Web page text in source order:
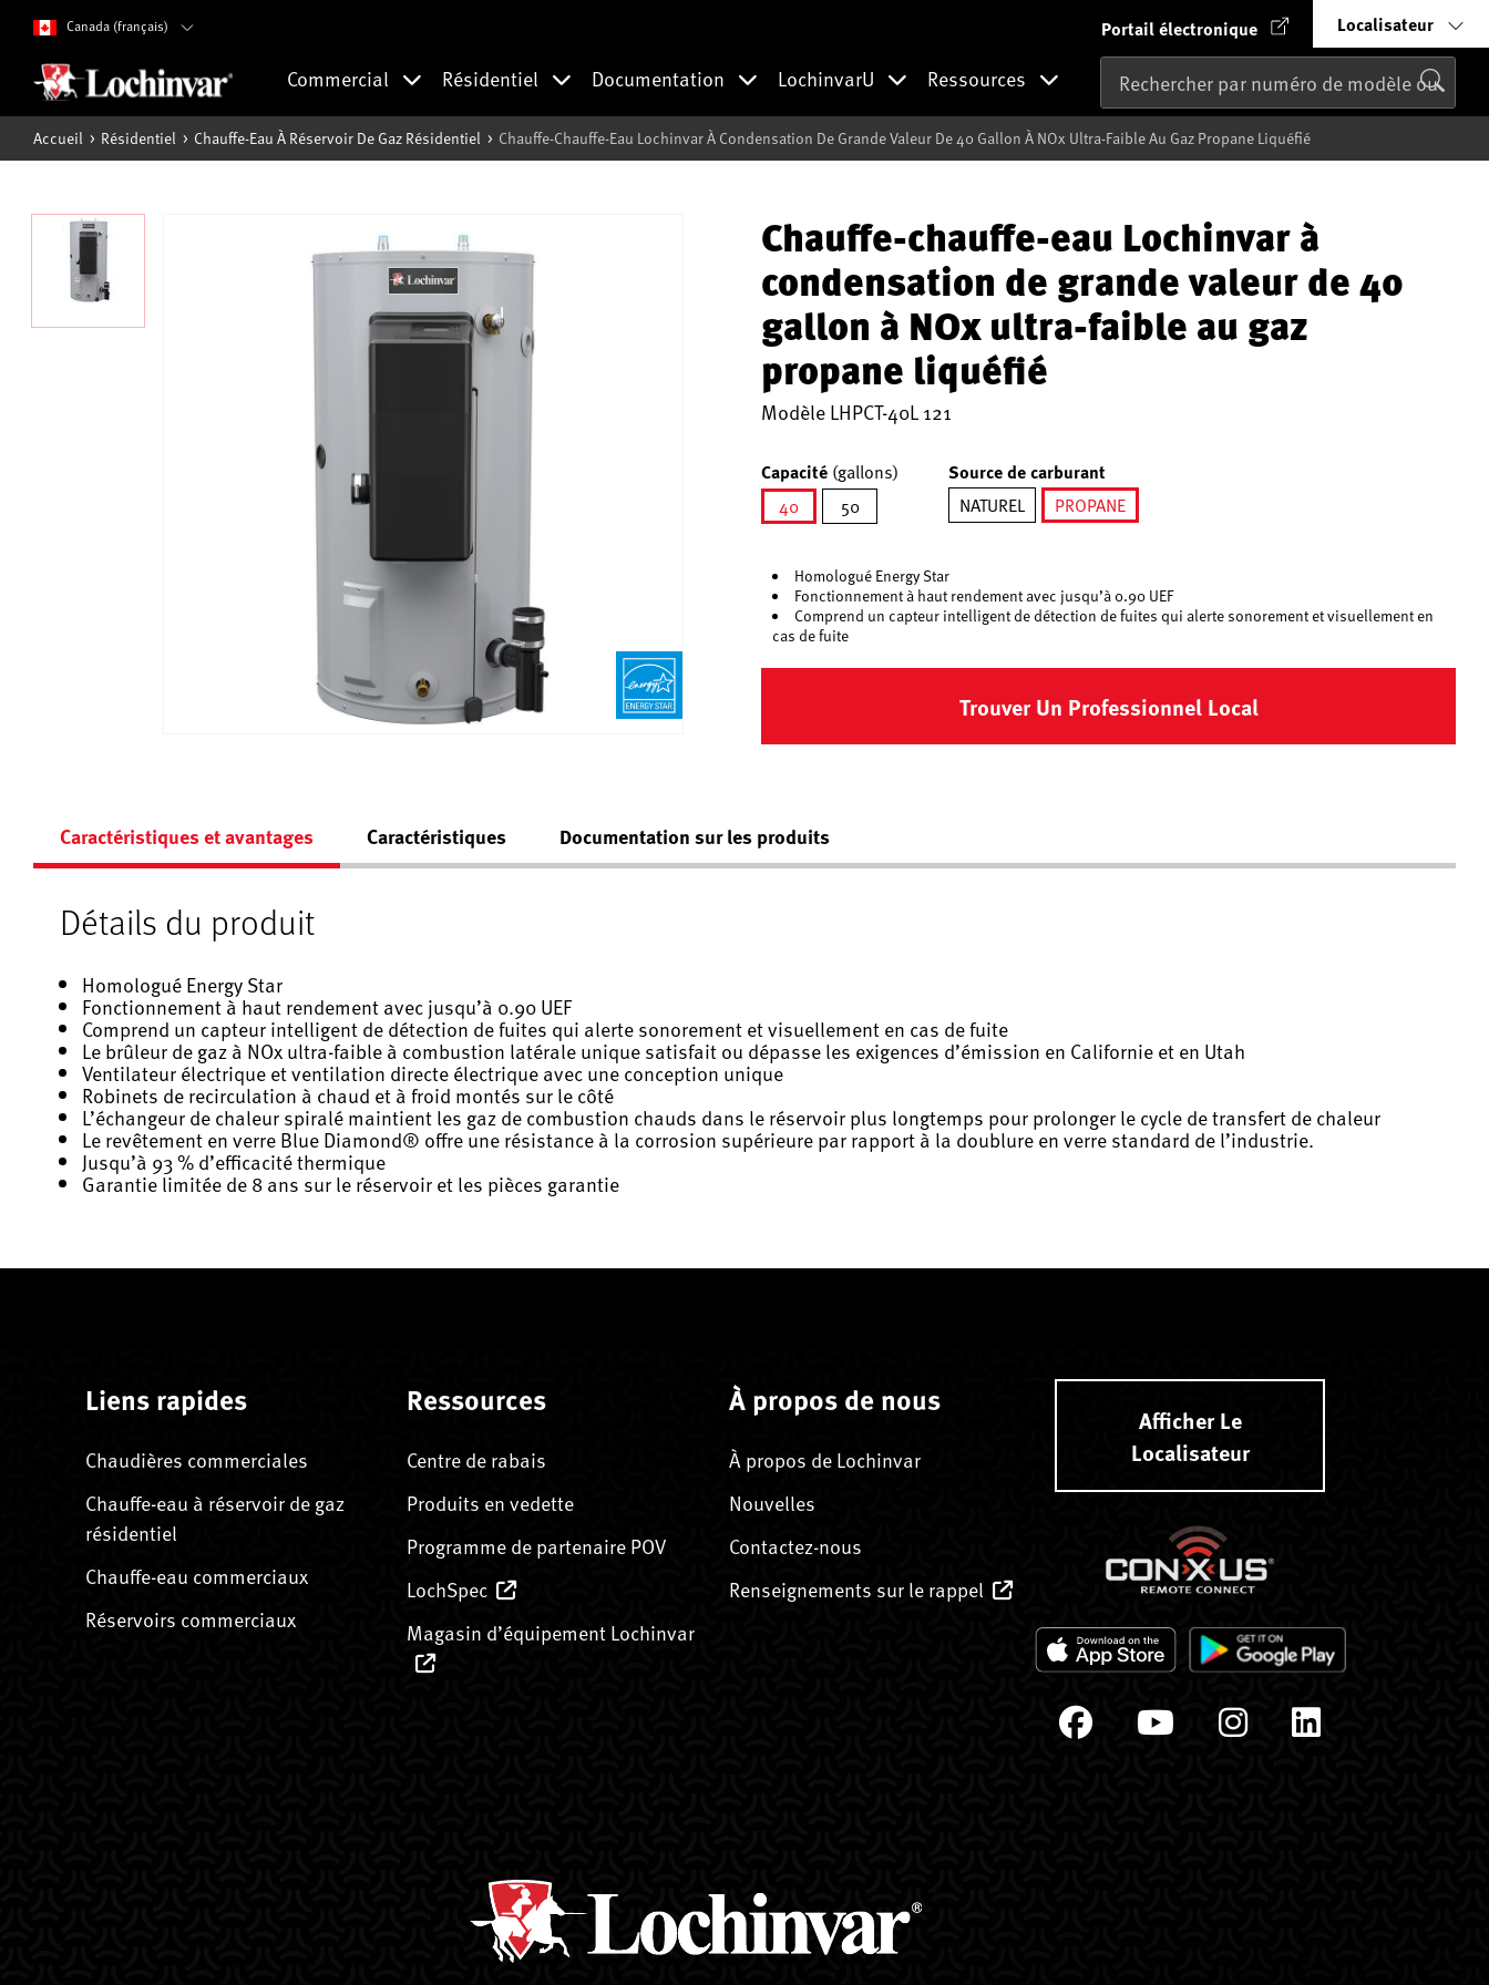
Canada (français) Portail électronique Localisateur
Commercial Résidentiel Documentation LochinvarU Ressources
Accueil Résidentiel Chauffe-Eau À Réservoir De Gaz Résidentiel Chauffe-Chauffe-Eau Lochinvar À Condensation De Grande Valeur De 40 Gallon À NOx Ultra-Faible Au Gaz Propane Liquéfié
Chauffe-chauffe-eau Lochinvar à
condensation de grande valeur de 40
gallon à NOx ultra-faible au gaz
propane liquéfié
ModèleLHPCT-40L 121
Capacité (gallons)
40
50
Source de carburant
NATUREL
PROPANE
Homologué Energy Star
Fonctionnement à haut rendement avec jusqu’à 0.90 UEF
Comprend un capteur intelligent de détection de fuites qui alerte sonorement et visuellement en
cas de fuite
Trouver Un Professionnel Local
Caractéristiques et avantages Caractéristiques Documentation sur les produits
Détails du produit
Homologué Energy Star
Fonctionnement à haut rendement avec jusqu’à 0.90 UEF
Comprend un capteur intelligent de détection de fuites qui alerte sonorement et visuellement en cas de fuite
Le brûleur de gaz à NOx ultra-faible à combustion latérale unique satisfait ou dépasse les exigences d’émission en Californie et en Utah
Ventilateur électrique et ventilation directe électrique avec une conception unique
Robinets de recirculation à chaud et à froid montés sur le côté
L’échangeur de chaleur spiralé maintient les gaz de combustion chauds dans le réservoir plus longtemps pour prolonger le cycle de transfert de chaleur
Le revêtement en verre Blue Diamond® offre une résistance à la corrosion supérieure par rapport à la doublure en verre standard de l’industrie.
Jusqu’à 93 % d’efficacité thermique
Garantie limitée de 8 ans sur le réservoir et les pièces garantie
Liens rapides
Chaudières commerciales
Chauffe-eau à réservoir de gaz
résidentiel
Chauffe-eau commerciaux
Réservoirs commerciaux
Ressources
Centre de rabais
Produits en vedette
Programme de partenaire POV
LochSpec
Magasin d’équipement Lochinvar
À propos de nous
À propos de Lochinvar
Nouvelles
Contactez-nous
Renseignements sur le rappel
Afficher Le
Localisateur